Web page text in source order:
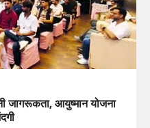
जागरूकता, आयुष्मान योजना